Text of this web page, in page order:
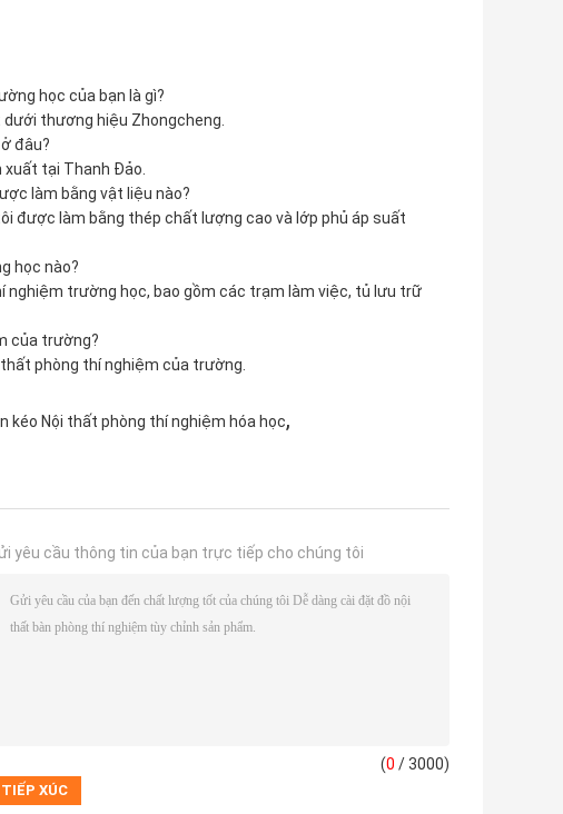
học của bạn là gì?
thương hiệu Zhongcheng.
đâu?
xuất tại Thanh Đảo.
làm bằng vật liệu nào?
được làm bằng thép chất lượng cao và lớp phủ áp suất
học nào?
nghiệm trường học, bao gồm các trạm làm việc, tủ lưu trữ
của trường?
phòng thí nghiệm của trường.
kéo Nội thất phòng thí nghiệm hóa học,
yêu cầu thông tin của bạn trực tiếp cho chúng tôi
(0 / 3000)